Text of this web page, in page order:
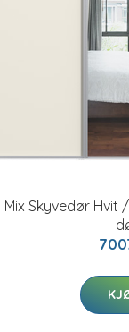
Mix Skyvedør Hvit